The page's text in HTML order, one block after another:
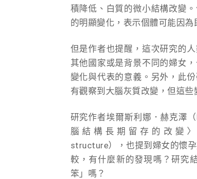
積降低、白質的微小結構改變
的明顯變化，表示個體可能因
但是作者也提醒，這次研究的
其他國家或是背景不同的婦女
變化與代表的意義。另外，此
有觀察到大腦灰質改變，但這
研究作者埃爾斯利娜．赫克澤
腦結構長期留存的改變〉
structure），也提到婦女的懷
較，有什麼新的發現嗎？研究
笨」嗎？